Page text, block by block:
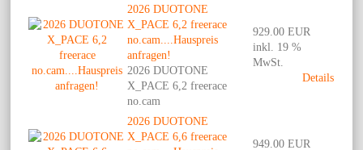
2026 DUOTONE
X_PACE 6,2 freerace
no.cam....Hauspreis
anfragen!
2026 DUOTONE
X_PACE 6,2 freerace
no.cam
929.00 EUR
inkl. 19 %
MwSt.
Details
2026 DUOTONE
X_PACE 6,6 freerace
949.00 EUR